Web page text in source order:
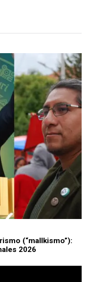
(“mallkismo”):
2026